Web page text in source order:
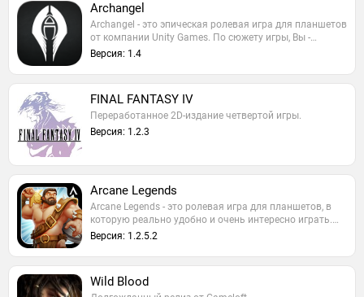
Archangel
Archangel - это эпическая ролевая игра для планшетов
от компании Unity Games. По сюжету игры, Вы -…
Версия: 1.4
FINAL FANTASY IV
Переработанное 2D-издание четвертой игры.
Версия: 1.2.3
Arcane Legends
Arcane Legends - это ролевая игра для планшетов, в
которую реально удобно и очень интересно играть.…
Версия: 1.2.5.2
Wild Blood